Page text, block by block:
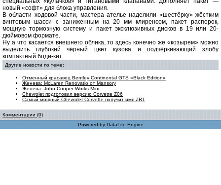
новый «софт» для блока управления.
В области ходовой части, мастера ателье наделили «шестёрку» жёстким
винтовым шасси с заниженным на 20 мм клиренсом, пакет распорок,
мощную тормозную систему и пакет эксклюзивных дисков в 19 или 20-
дюймовом формате.
Ну а что касается внешнего облика, то здесь конечно же «козырем» можно
выделить глубокий чёрный цвет кузова и подчёркивающий злобу
компактный боди-кит.
Другие новости по теме:
Отменный красавец Bentley Continental GTS «Black Edition»
Женева: McLaren Renovatio от Mansory
Женева: John Cooper Works Mini
Chevrolet подготовил версию Corvette Z06
Самый мощный Chevrolet Corvette получит имя ZR1
Комментарии (0)
Powered by DataLife Engine